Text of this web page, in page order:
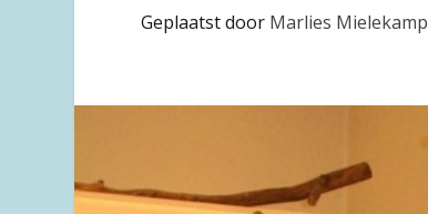
Geplaatst door Marlies Mielekamp